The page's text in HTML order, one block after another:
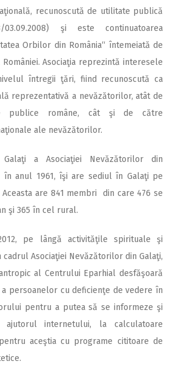
recunoscută de utilitate publică
şi este continuatoarea
Orbilor din România“ întemeiată de
României. Asociaţia reprezintă interesele
întregii ţări, fiind recunoscută ca
reprezentativă a nevăzătorilor, atât de
publice române, cât şi de către
ale nevăzătorilor.
Galaţi a Asociaţiei Nevăzătorilor din
în anul 1961, îşi are sediul în Galaţi pe
Aceasta are 841 membri din care 476 se
şi 365 în cel rural.
pe lângă activităţile spirituale şi
Asociaţiei Nevăzătorilor din Galaţi,
al Centrului Eparhial desfăşoară
persoanelor cu deficienţe de vedere în
pentru a putea să se informeze şi
internetului, la calculatoare
aceştia cu programe cititoare de